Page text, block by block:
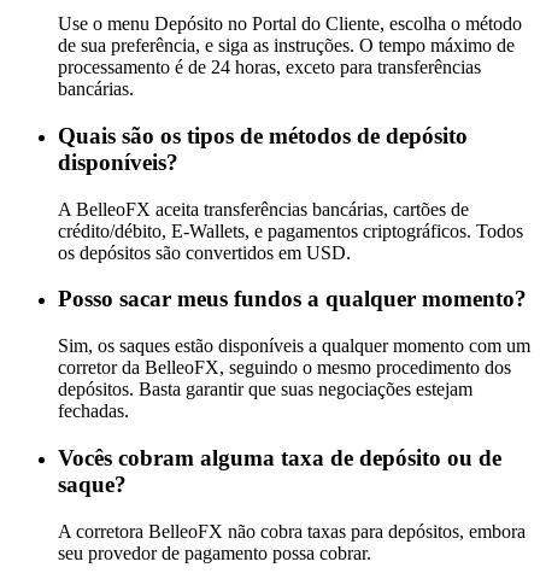
Use o menu Depósito no Portal do Cliente, escolha o método
de sua preferência, e siga as instruções. O tempo máximo de
processamento é de 24 horas, exceto para transferências
bancárias.
Quais são os tipos de métodos de depósito
disponíveis?
A BelleoFX aceita transferências bancárias, cartões de
crédito/débito, E-Wallets, e pagamentos criptográficos. Todos
os depósitos são convertidos em USD.
Posso sacar meus fundos a qualquer momento?
Sim, os saques estão disponíveis a qualquer momento com um
corretor da BelleoFX, seguindo o mesmo procedimento dos
depósitos. Basta garantir que suas negociações estejam
fechadas.
Vocês cobram alguma taxa de depósito ou de
saque?
A corretora BelleoFX não cobra taxas para depósitos, embora
seu provedor de pagamento possa cobrar.